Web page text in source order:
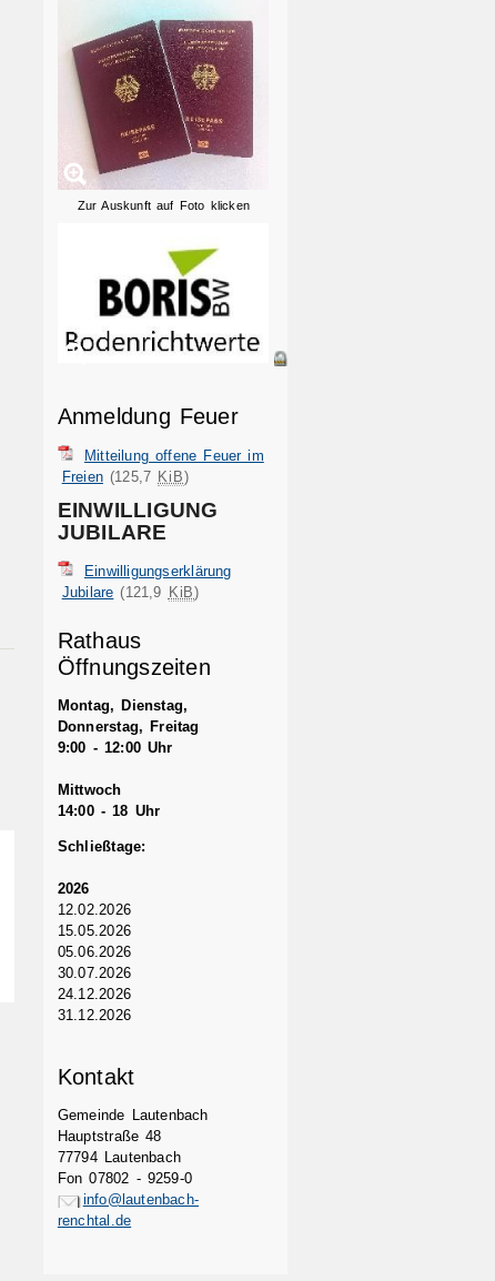
Zur Auskunft auf Foto klicken
Anmeldung Feuer
Mitteilung offene Feuer im
Freien (125,7 KiB)
EINWILLIGUNG
JUBILARE
Einwilligungserklärung
Jubilare (121,9 KiB)
Rathaus
Öffnungszeiten
Montag, Dienstag,
Donnerstag, Freitag
9:00 - 12:00 Uhr
Mittwoch
14:00 - 18 Uhr
Schließtage:
2026
12.02.2026
15.05.2026
05.06.2026
30.07.2026
24.12.2026
31.12.2026
Kontakt
Gemeinde Lautenbach
Hauptstraße 48
77794 Lautenbach
Fon 07802 - 9259-0
info@lautenbach-
renchtal.de